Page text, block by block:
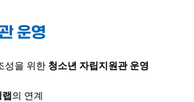
운영
성을 위한 청소년 자립지원관운영
의 연계